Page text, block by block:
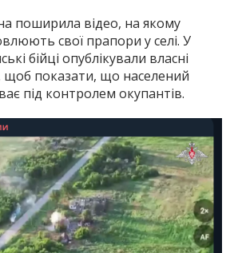
поширила відео, на якому
свої прапори у селі. У
бійці опублікували власні
щоб показати, що населений
під контролем окупантів.